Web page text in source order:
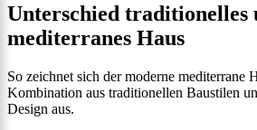
Unterschied traditionelles
mediterranes Haus
So zeichnet sich der moderne mediterrane
Kombination aus traditionellen Baustilen
Design aus.